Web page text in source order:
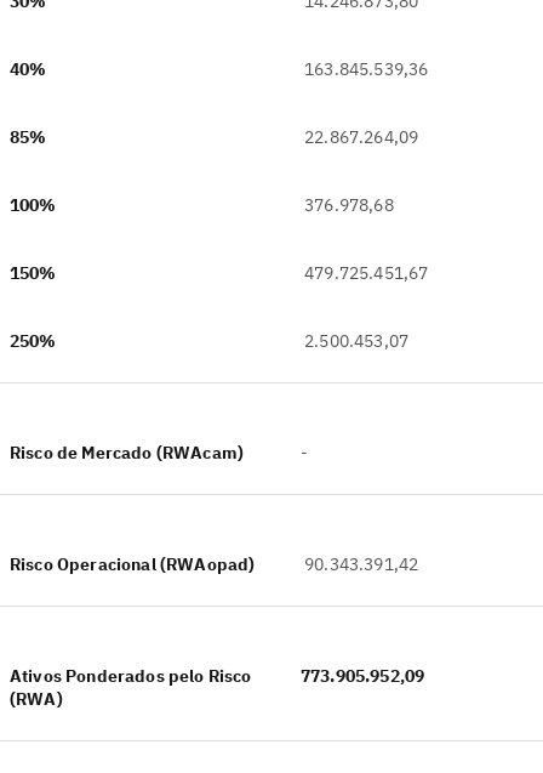
40%
85%
100%
150%
250%
163.845.539,36
22.867.264,09
376.978,68
479.725.451,67
2.500.453,07
Risco de Mercado (RWAcam) -
Risco Operacional (RWAopad) 90.343.391,42
Ativos Ponderados pelo Risco
(RWA)
773.905.952,09